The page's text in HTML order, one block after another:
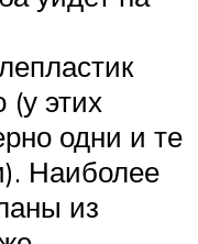
(у этих
одни и те
Наиболее
из